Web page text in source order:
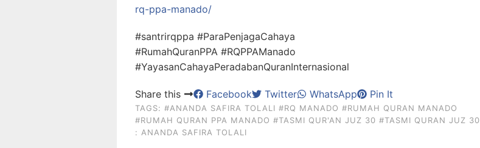
rq-ppa-manado/
#santrirqppa #ParaPenjagaCahaya
#RumahQuranPPA #RQPPAManado
#YayasanCahayaPeradabanQuranInternasional
Share this Facebook Twitter WhatsApp Pin It
TAGS: #ANANDA SAFIRA TOLALI #RQ MANADO #RUMAH QURAN MANADO
#RUMAH QURAN PPA MANADO #TASMI QUR'AN JUZ 30 #TASMI QURAN JUZ 30
: ANANDA SAFIRA TOLALI